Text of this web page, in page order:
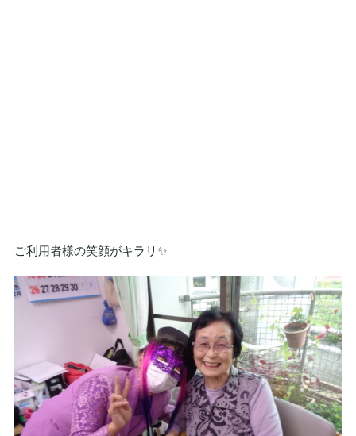
ご利用者様の笑顔がキラリ✨